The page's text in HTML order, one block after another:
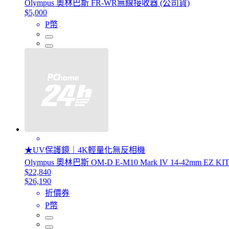
Olympus 奧林巴斯 FR-WR無線接收器 (公司貨)
$5,000
P幣
★UV保護鏡｜4K輕量化無反相機
Olympus 奧林巴斯 OM-D E-M10 Mark IV 14-42mm EZ
$22,840
$26,190
折價券
P幣